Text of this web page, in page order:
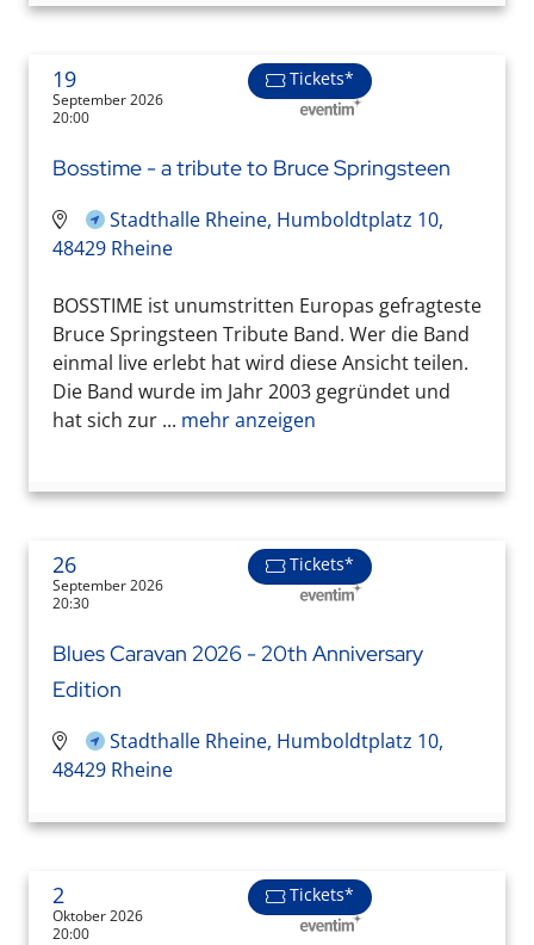
19
September 2026
20:00
Tickets*
Bosstime - a tribute to Bruce Springsteen
Stadthalle Rheine, Humboldtplatz 10,
48429 Rheine
BOSSTIME ist unumstritten Europas gefragteste
Bruce Springsteen Tribute Band. Wer die Band
einmal live erlebt hat wird diese Ansicht teilen.
Die Band wurde im Jahr 2003 gegründet und
hat sich zur ... mehr anzeigen
26
September 2026
20:30
Tickets*
Blues Caravan 2026 - 20th Anniversary
Edition
Stadthalle Rheine, Humboldtplatz 10,
48429 Rheine
2
Oktober 2026
20:00
Tickets*